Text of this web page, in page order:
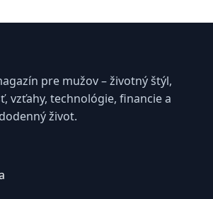
pre mužov – životný štýl,
vzťahy, technológie, financie a
život.